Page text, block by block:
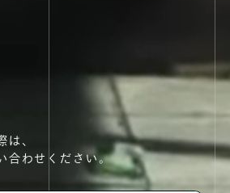
は、
合わせください。